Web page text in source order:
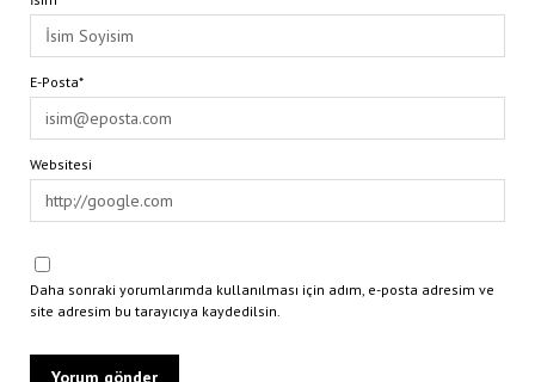
E-Posta*
Websitesi
Daha sonraki yorumlarımda kullanılması için adım, e-posta adresim ve
site adresim bu tarayıcıya kaydedilsin.